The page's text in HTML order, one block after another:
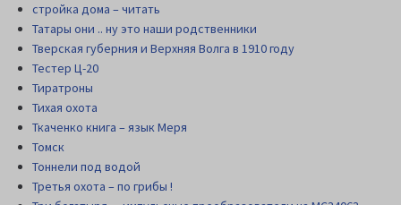
стройка дома – читать
Татары они .. ну это наши родственники
Тверская губерния и Верхняя Волга в 1910 году
Тестер Ц-20
Тиратроны
Тихая охота
Ткаченко книга – язык Меря
Томск
Тоннели под водой
Третья охота – по грибы !